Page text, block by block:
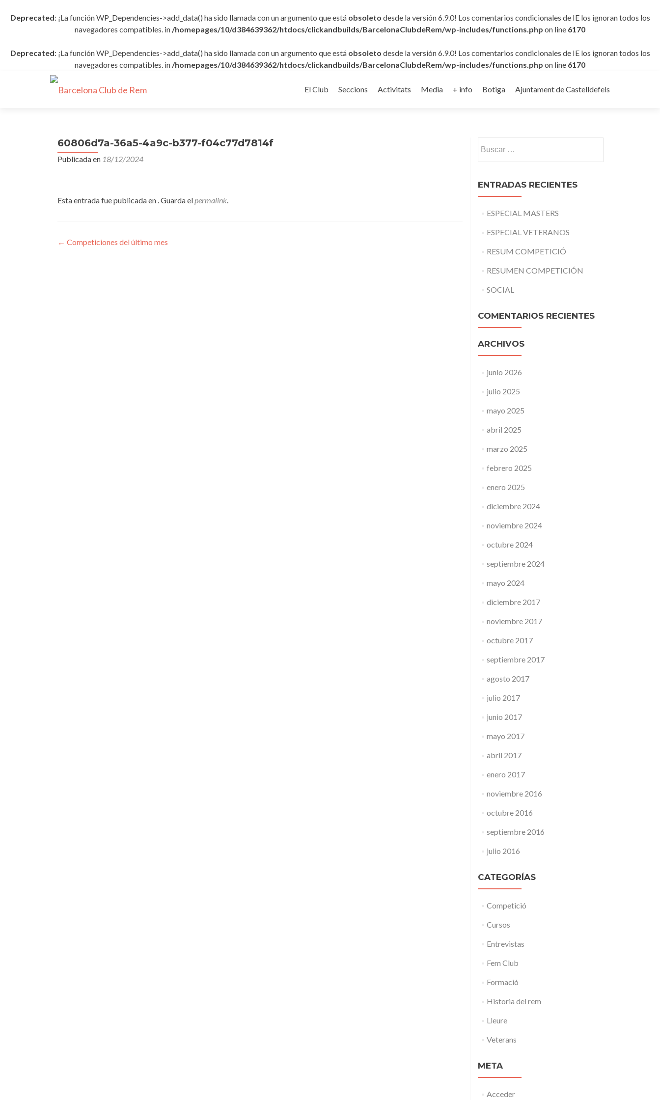
Deprecated: ¡La función WP_Dependencies->add_data() ha sido llamada con un argumento que está obsoleto desde la versión 6.9.0! Los comentarios condicionales de IE los ignoran todos los
navegadores compatibles. in /homepages/10/d384639362/htdocs/clickandbuilds/BarcelonaClubdeRem/wp-includes/functions.php on line 6170
Deprecated: ¡La función WP_Dependencies->add_data() ha sido llamada con un argumento que está obsoleto desde la versión 6.9.0! Los comentarios condicionales de IE los ignoran todos los
navegadores compatibles. in /homepages/10/d384639362/htdocs/clickandbuilds/BarcelonaClubdeRem/wp-includes/functions.php on line 6170
al
El Club Seccions Activitats Media + info Botiga Ajuntament de Castelldefels
60806d7a-36a5-4a9c-b377-f04c77d7814f
Publicada en 18/12/2024
Esta entrada fue publicada en . Guarda elpermalink.
Navegación
← Competiciones del último mes
ENTRADAS RECIENTES
ESPECIAL MASTERS
ESPECIAL VETERANOS
RESUM COMPETICIÓ
RESUMEN COMPETICIÓN
SOCIAL
COMENTARIOS RECIENTES
ARCHIVOS
junio 2026
julio 2025
mayo 2025
abril 2025
marzo 2025
febrero 2025
enero 2025
diciembre 2024
noviembre 2024
octubre 2024
septiembre 2024
mayo 2024
diciembre 2017
noviembre 2017
octubre 2017
septiembre 2017
agosto 2017
julio 2017
junio 2017
mayo 2017
abril 2017
enero 2017
noviembre 2016
octubre 2016
septiembre 2016
julio 2016
CATEGORÍAS
Competició
Cursos
Entrevistas
Fem Club
Formació
Historia del rem
Lleure
Veterans
META
Acceder